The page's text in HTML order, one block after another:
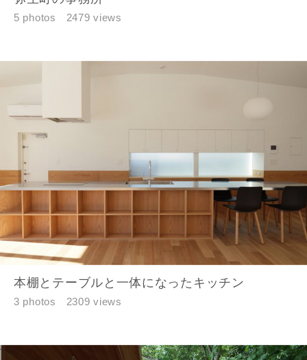
5 photos 2479 views
本棚とテーブルと一体になったキッチン
3 photos 2309 views